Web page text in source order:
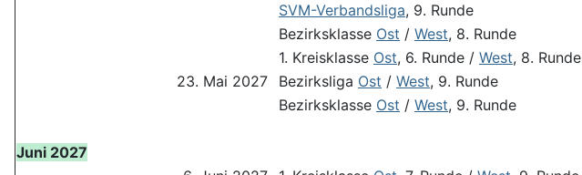
SVM-Verbandsliga, 9. Runde
Bezirksklasse Ost / West, 8. Runde
1. Kreisklasse Ost, 6. Runde / West, 8. Runde
23. Mai 2027
Bezirksliga Ost / West, 9. Runde
Bezirksklasse Ost / West, 9. Runde
Juni 2027